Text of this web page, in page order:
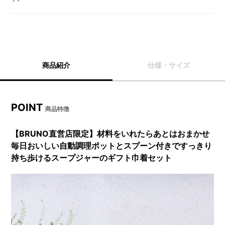
商品紹介 仕様・サイズ
POINT商品特徴
【BRUNO直営店限定】材料をいれたらあとはおまかせ
毎日おいしい自動調理ポットとスプーン付きですっきり
持ち歩けるスープジャーのギフト巾着セット